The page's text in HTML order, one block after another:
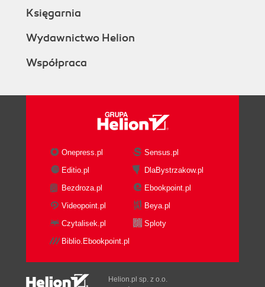
Księgarnia
Wydawnictwo Helion
Współpraca
Onepress.pl
Sensus.pl
Editio.pl
DlaBystrzakow.pl
Bezdroza.pl
Ebookpoint.pl
Videopoint.pl
Beya.pl
Czytalisek.pl
Sploty
Biblio.Ebookpoint.pl
Helion.pl sp. z o.o.